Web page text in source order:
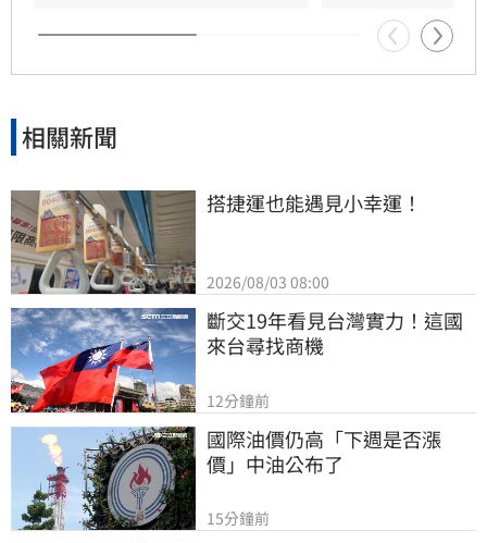
相關新聞
搭捷運也能遇見小幸運！
2026/08/03 08:00
斷交19年看見台灣實力！這國
來台尋找商機
12分鐘前
國際油價仍高「下週是否漲
價」中油公布了
15分鐘前